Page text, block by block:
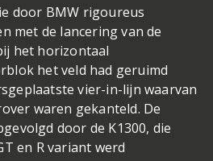
door BMW rigoureus
met de lancering van de
het horizontaal
het veld had geruimd
vier-in-lijn waarvan
waren gekanteld. De
door de K1300, die
en R variant werd